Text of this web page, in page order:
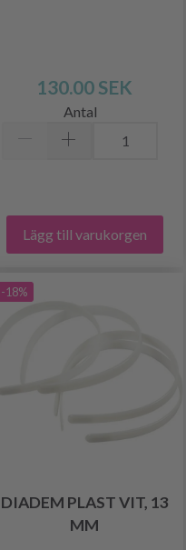
130.00 SEK
Antal
Lägg till varukorgen
-18%
DIADEM PLAST VIT, 13
MM